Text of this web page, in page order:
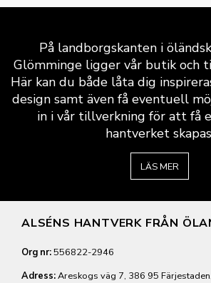
På landborgskanten i
Glömminge ligger vår butik och
Här kan du både låta dig
design samt även få eventuell
in i vår tillverkning för att få
hantverket
LÄS MER
ALSÉNS HANTVERK FRÅN
Org nr:556822-2946
Adress:Areskogs väg 7, 386 95 Färjestaden,